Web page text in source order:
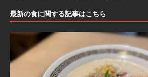
最新の食に関する記事はこちら